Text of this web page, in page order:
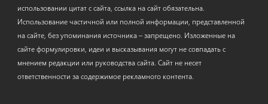
использовании цитат с сайта, ссылка на сайт обязательна.
Использование частичной или полной информации, представленной
на сайте, без упоминания источника – запрещено. Изложенные на
сайте формулировки, идеи и высказывания могут не совпадать с
мнением редакции или руководства сайта. Сайт не несет
ответственности за содержимое рекламного контента.